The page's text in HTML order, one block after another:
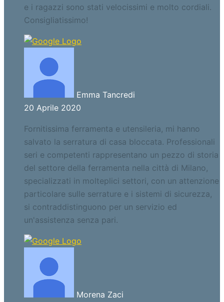
e i ragazzi sono stati velocissimi e molto cordiali.
Consigliatissimo!
Emma Tancredi
20 Aprile 2020
Fornitissima ferramenta e utensileria, mi hanno
salvato la serratura di casa bloccata. Professionali
seri e competenti rappresentano un pezzo di storia
del settore della ferramenta nella città di Milano,
specializzati in molteplici settori, con un attenzione
particolare sulle serrature e i sistemi di sicurezza,
si contraddistinguono per un servizio ed
un'assistenza senza pari.
Morena Zaci